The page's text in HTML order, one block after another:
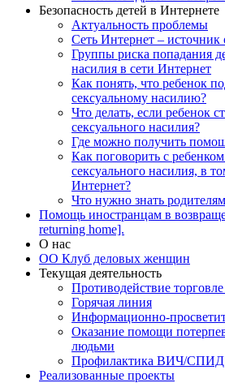
Безопасность детей в Интернете
Актуальность проблемы
Сеть Интернет – источник
Группы риска попадания
насилия в сети Интернет
Как понять, что ребенок
сексуальному насилию?
Что делать, если ребенок
сексуального насилия?
Где можно получить
Как поговорить с
сексуального насилия, в
Интернет?
Что нужно знать
Помощь иностранцам в
returning home].
О нас
ОО Клуб деловых женщин
Текущая деятельность
Противодействие
Горячая линия
Информационно-
Оказание помощи
людьми
Профилактика ВИЧ/СПИД
Реализованные проекты